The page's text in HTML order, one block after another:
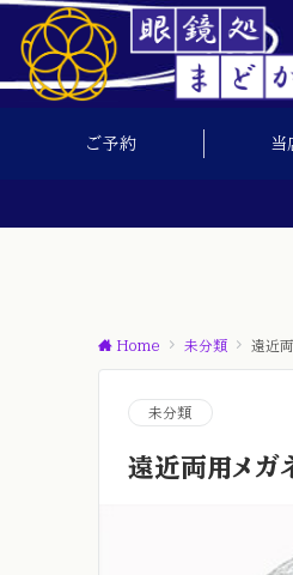
ご予約 当
Home 未分類 遠近両
未分類
遠近両用メガ